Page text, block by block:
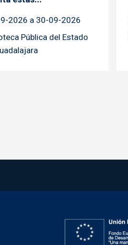
2026 a 30-09-2026
Pública del Estado